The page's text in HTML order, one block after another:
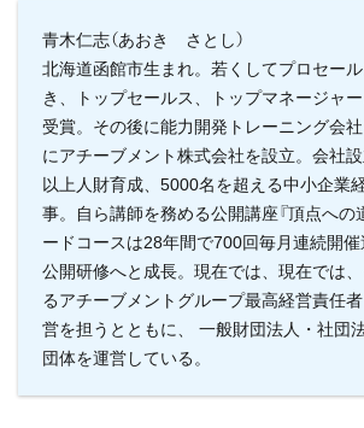
青木仁志（あおき さとし）
北海道函館市生まれ。若くしてプロセー
き、トップセールス、トップマネージャ
受賞。その後に能力開発トレーニング会
にアチーブメント株式会社を設立。会社
以上人財育成、5000名を超える中小企業
事。自ら講師を務める公開講座『頂点への
ードコースは28年間で700回毎月連続開
公開研修へと成長。現在では、現在では
るアチーブメントグループ最高経営責任
営を担うとともに、 一般財団法人・社団
団体を運営している。